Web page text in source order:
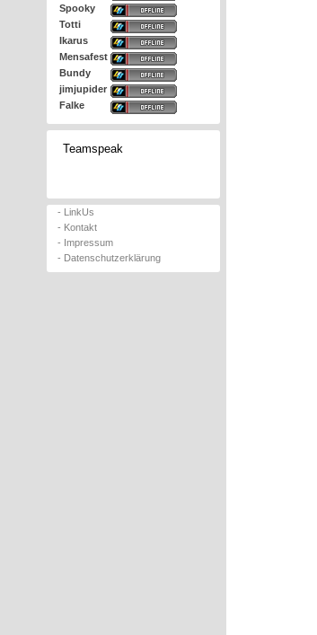
Spooky
Totti
Ikarus
Mensafest
Bundy
jimjupider
Falke
Teamspeak
- LinkUs
- Kontakt
- Impressum
- Datenschutzerklärung